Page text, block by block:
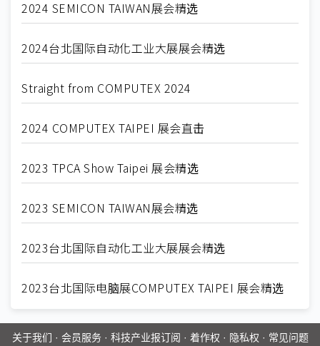
2024 SEMICON TAIWAN展会精选
2024台北国际自动化工业大展展会精选
Straight from COMPUTEX 2024
2024 COMPUTEX TAIPEI 展会直击
2023 TPCA Show Taipei 展会精选
2023 SEMICON TAIWAN展会精选
2023台北国际自动化工业大展展会精选
2023台北国际电脑展COMPUTEX TAIPEI 展会精选
关于我们 · 会员服务· 科技产业报订阅 · 着作权 · 隐私权 · 常见问题